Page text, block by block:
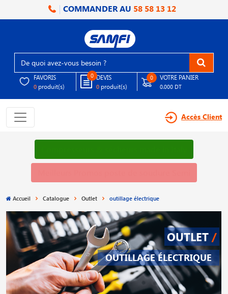
COMMANDER AU 58 58 13 12
FAVORIS
0 produit(s)
0 DEVIS
0 produit(s)
0 VOTRE PANIER
0.000 DT
Accès Client
Accueil Catalogue Outlet outillage électrique
OUTLET /
OUTILLAGE ÉLECTRIQUE